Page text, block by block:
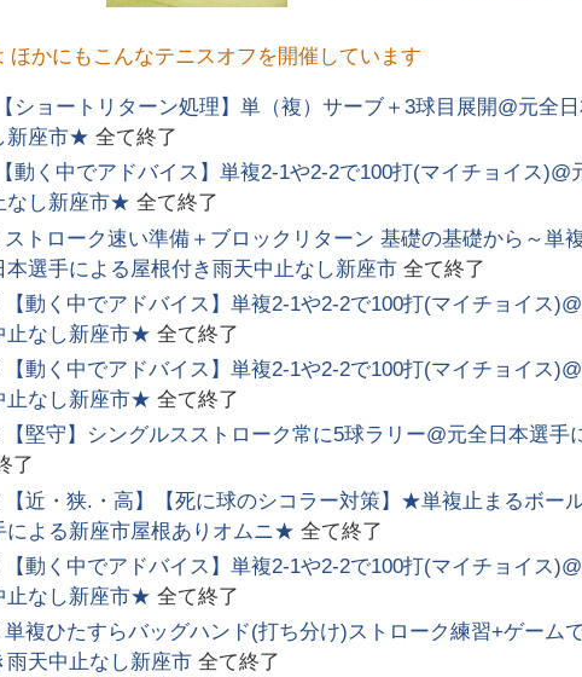
ほかにもこんなテニスオフを開催しています
【ショートリターン処理】単（複）サーブ＋3球目展開@元全
新座市★ 全て終了
【動く中でアドバイス】単複2-1や2-2で100打(マイチョイス
なし新座市★ 全て終了
ストローク速い準備＋ブロックリターン 基礎の基礎から～単
本選手による屋根付き雨天中止なし新座市 全て終了
【動く中でアドバイス】単複2-1や2-2で100打(マイチョイス
止なし新座市★ 全て終了
【動く中でアドバイス】単複2-1や2-2で100打(マイチョイス
止なし新座市★ 全て終了
【堅守】シングルスストローク常に5球ラリー@元全日本選手
了
【近・狭.・高】【死に球のシコラー対策】★単複止まるボー
による新座市屋根ありオムニ★ 全て終了
【動く中でアドバイス】単複2-1や2-2で100打(マイチョイス
止なし新座市★ 全て終了
単複ひたすらバッグハンド(打ち分け)ストローク練習+ゲーム
雨天中止なし新座市 全て終了